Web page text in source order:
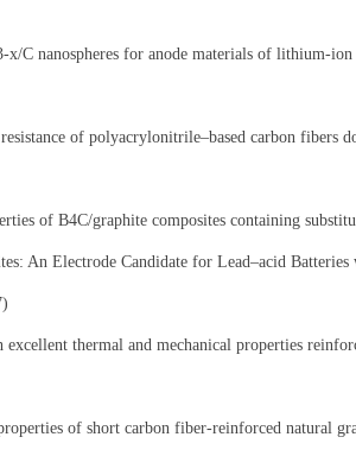
C nanospheres for anode materials of lithium-ion
of polyacrylonitrile–based carbon fibers
of B4C/graphite composites containing
An Electrode Candidate for Lead–acid Batteries
thermal and mechanical properties
of short carbon fiber-reinforced natural